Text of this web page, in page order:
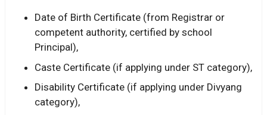
Date of Birth Certificate (from Registrar or
competent authority, certified by school
Principal),
Caste Certificate (if applying under ST category),
Disability Certificate (if applying under Divyang
category),